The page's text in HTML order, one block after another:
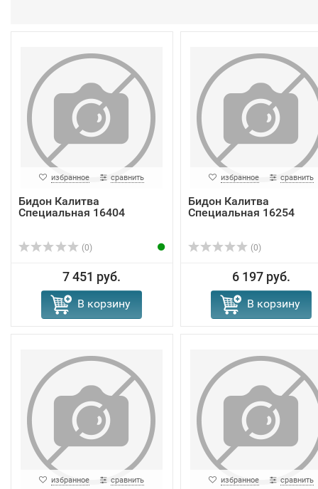
избранное сравнить
Бидон Калитва
Специальная 16404
(0)
7 451 руб.
В корзину
избранное сравнить
Бидон Калитва
Специальная 16254
(0)
6 197 руб.
В корзину
избранное сравнить избранное сравнить